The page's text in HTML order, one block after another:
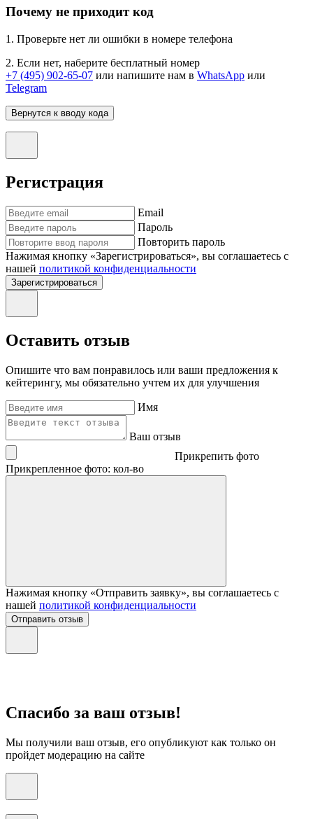
Почему не приходит код
1. Проверьте нет ли ошибки в номере телефона
2. Если нет, наберите бесплатный номер
+7 (495) 902-65-07 или напишите нам в WhatsApp или
Telegram
Вернутся к вводу кода
Регистрация
Email
Пароль
Повторить пароль
Нажимая кнопку «Зарегистрироваться», вы соглашаетесь с
нашей политикой конфиденциальности
Зарегистрироваться
Оставить отзыв
Опишите что вам понравилось или ваши предложения к
кейтерингу, мы обязательно учтем их для улучшения
Имя
Ваш отзыв
Прикрепить фото
Прикрепленное фото: кол-во
Нажимая кнопку «Отправить заявку», вы соглашаетесь с
нашей политикой конфиденциальности
Отправить отзыв
Спасибо за ваш отзыв!
Мы получили ваш отзыв, его опубликуют как только он
пройдет модерацию на сайте